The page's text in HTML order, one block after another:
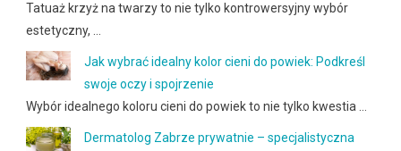
Tatuaż krzyż na twarzy to nie tylko kontrowersyjny wybór
estetyczny, …
Jak wybrać idealny kolor cieni do powiek: Podkreśl
swoje oczy i spojrzenie
Wybór idealnego koloru cieni do powiek to nie tylko kwestia …
Dermatolog Zabrze prywatnie – specjalistyczna